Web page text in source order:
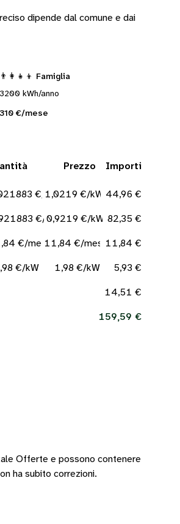
dipende dal comune e dai
👨‍👩‍👧‍👦 Famiglia
3200 kWh/anno
310 €/mese
Prezzo Importi
€/kWh
1,0219 €/kWh44,96 €
€/kWh
0,9219 €/kWh82,35 €
€/mese11,84 €/mese11,84 €
€/kW 1,98 €/kW 5,93 €
14,51 €
159,59 €
Offerte e possono contenere
ha subito correzioni.